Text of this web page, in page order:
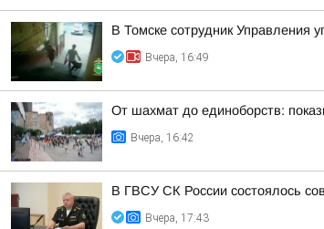
В Томске сотрудник Управления
Вчера, 16:49
От шахмат до единоборств:
Вчера, 16:42
В ГВСУ СК России состоялось
Вчера, 17:43